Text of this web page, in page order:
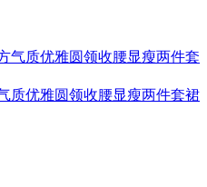
质优雅圆领收腰显瘦两件套裙